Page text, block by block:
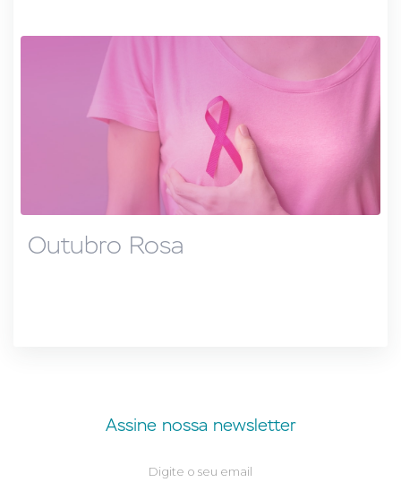
Outubro Rosa
Assine nossa newsletter